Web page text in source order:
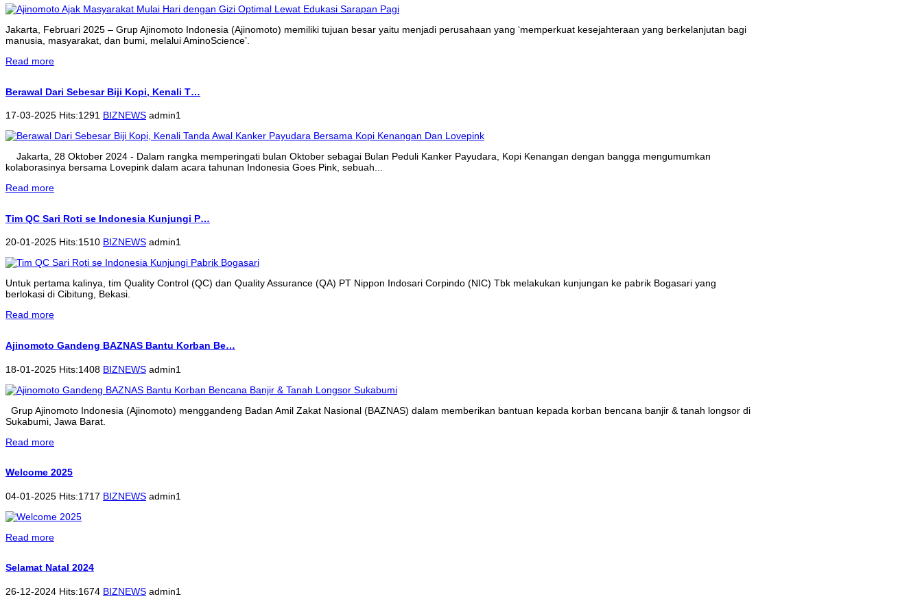
Jakarta, Februari 2025 – Grup Ajinomoto Indonesia (Ajinomoto) memiliki tujuan besar yaitu menjadi perusahaan yang ‘memperkuat kesejahteraan yang berkelanjutan bagi
manusia, masyarakat, dan bumi, melalui AminoScience’.
Read more
Berawal Dari Sebesar Biji Kopi, Kenali T…
17-03-2025 Hits:1291 BIZNEWS admin1
Jakarta, 28 Oktober 2024 - Dalam rangka memperingati bulan Oktober sebagai Bulan Peduli Kanker Payudara, Kopi Kenangan dengan bangga mengumumkan
kolaborasinya bersama Lovepink dalam acara tahunan Indonesia Goes Pink, sebuah...
Read more
Tim QC Sari Roti se Indonesia Kunjungi P…
20-01-2025 Hits:1510 BIZNEWS admin1
Untuk pertama kalinya, tim Quality Control (QC) dan Quality Assurance (QA) PT Nippon Indosari Corpindo (NIC) Tbk melakukan kunjungan ke pabrik Bogasari yang
berlokasi di Cibitung, Bekasi.
Read more
Ajinomoto Gandeng BAZNAS Bantu Korban Be…
18-01-2025 Hits:1408 BIZNEWS admin1
Grup Ajinomoto Indonesia (Ajinomoto) menggandeng Badan Amil Zakat Nasional (BAZNAS) dalam memberikan bantuan kepada korban bencana banjir & tanah longsor di
Sukabumi, Jawa Barat.
Read more
Welcome 2025
04-01-2025 Hits:1717 BIZNEWS admin1
Read more
Selamat Natal 2024
26-12-2024 Hits:1674 BIZNEWS admin1